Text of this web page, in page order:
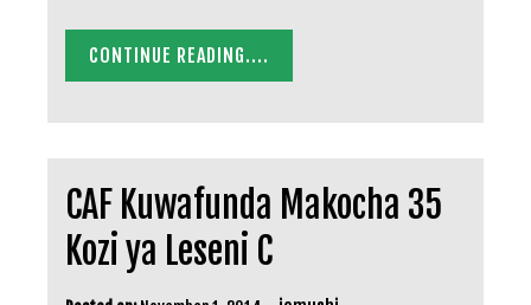
CONTINUE READING....
CAF Kuwafunda Makocha 35
Kozi ya Leseni C